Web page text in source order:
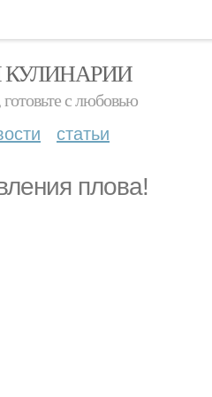
с любовью
статьи
плова!